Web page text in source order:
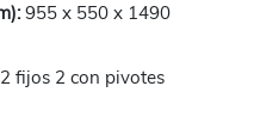
955 x 550 x 1490
2 fijos 2 con pivotes